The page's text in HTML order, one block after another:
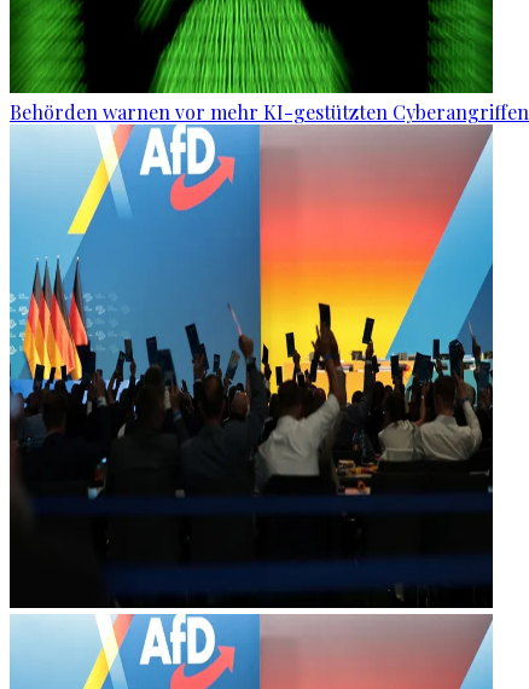
Behörden warnen vor mehr KI-gestützten Cyberangriffen